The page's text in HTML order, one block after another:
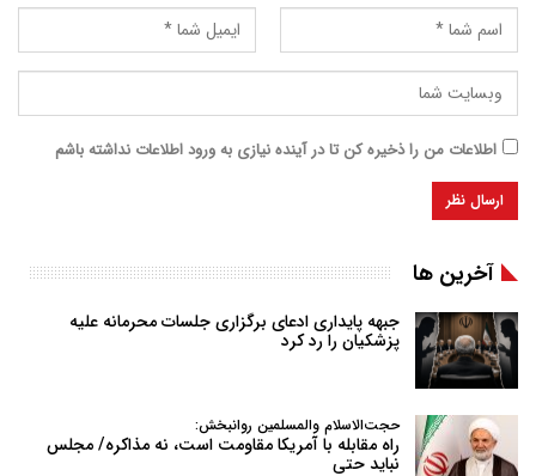
اطلاعات من را ذخیره کن تا در آینده نیازی به ورود اطلاعات نداشته باشم
آخرین ها
جبهه پایداری ادعای برگزاری جلسات محرمانه علیه
پزشکیان را رد کرد
حجت‌الاسلام والمسلمین روانبخش:
راه مقابله با آمریکا مقاومت است، نه مذاکره/ مجلس
نباید حتی